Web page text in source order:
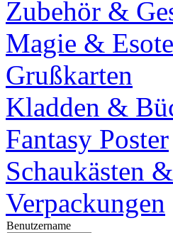
Zubehör &
Magie &
Grußkarten
Kladden &
Fantasy Poster
Schaukästen
Verpackungen
Benutzername